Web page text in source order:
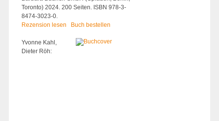
Toronto) 2024. 200 Seiten. ISBN 978-3-
8474-3023-0.
Rezension lesen
Buch bestellen
Yvonne Kahl,
Dieter Röh: